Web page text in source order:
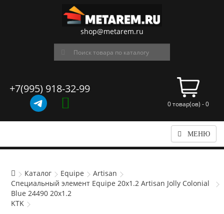
shop@metarem.ru
+7(995) 918-32-99
0 товар(ов) - 0
МЕНЮ
Каталог Equipe
Artisan
Специальный элемент Equipe 20x1.2 Artisan Jolly Colonial
Blue 24490 20x1.2
KTK